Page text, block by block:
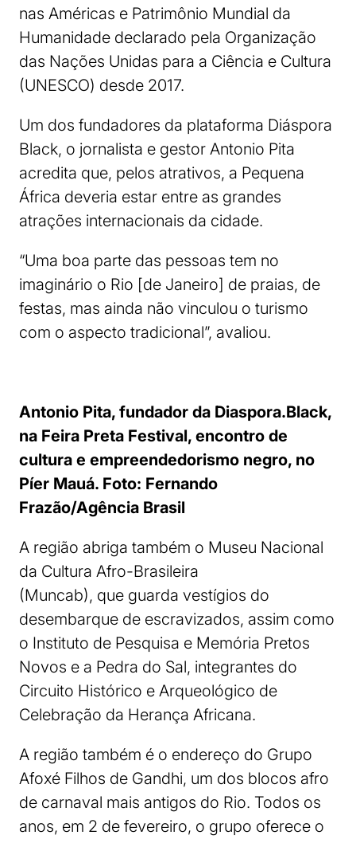
nas Américas e Patrimônio Mundial da
Humanidade declarado pela Organização
das Nações Unidas para a Ciência e Cultura
(UNESCO) desde 2017.
Um dos fundadores da plataforma Diáspora
Black, o jornalista e gestor Antonio Pita
acredita que, pelos atrativos, a Pequena
África deveria estar entre as grandes
atrações internacionais da cidade.
“Uma boa parte das pessoas tem no
imaginário o Rio [de Janeiro] de praias, de
festas, mas ainda não vinculou o turismo
com o aspecto tradicional”, avaliou.
Antonio Pita, fundador da Diaspora.Black,
na Feira Preta Festival, encontro de
cultura e empreendedorismo negro, no
Píer Mauá. Foto: Fernando
Frazão/Agência Brasil
A região abriga também o Museu Nacional
da Cultura Afro-Brasileira
(Muncab), que guarda vestígios do
desembarque de escravizados, assim como
o Instituto de Pesquisa e Memória Pretos
Novos e a Pedra do Sal, integrantes do
Circuito Histórico e Arqueológico de
Celebração da Herança Africana.
A região também é o endereço do Grupo
Afoxé Filhos de Gandhi, um dos blocos afro
de carnaval mais antigos do Rio. Todos os
anos, em 2 de fevereiro, o grupo oferece o